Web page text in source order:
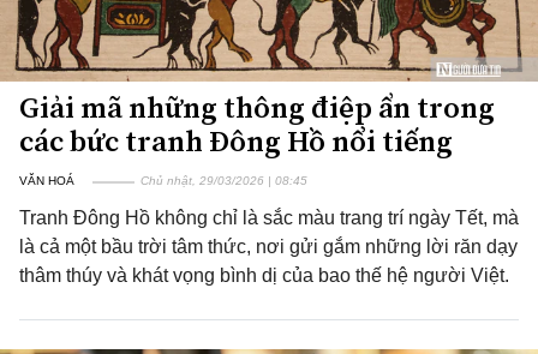
Giải mã những thông điệp ẩn trong
các bức tranh Đông Hồ nổi tiếng
VĂN HOÁ Chủ nhật, 29/03/2026 | 08:45
Tranh Đông Hồ không chỉ là sắc màu trang trí ngày Tết, mà
là cả một bầu trời tâm thức, nơi gửi gắm những lời răn dạy
thâm thúy và khát vọng bình dị của bao thế hệ người Việt.